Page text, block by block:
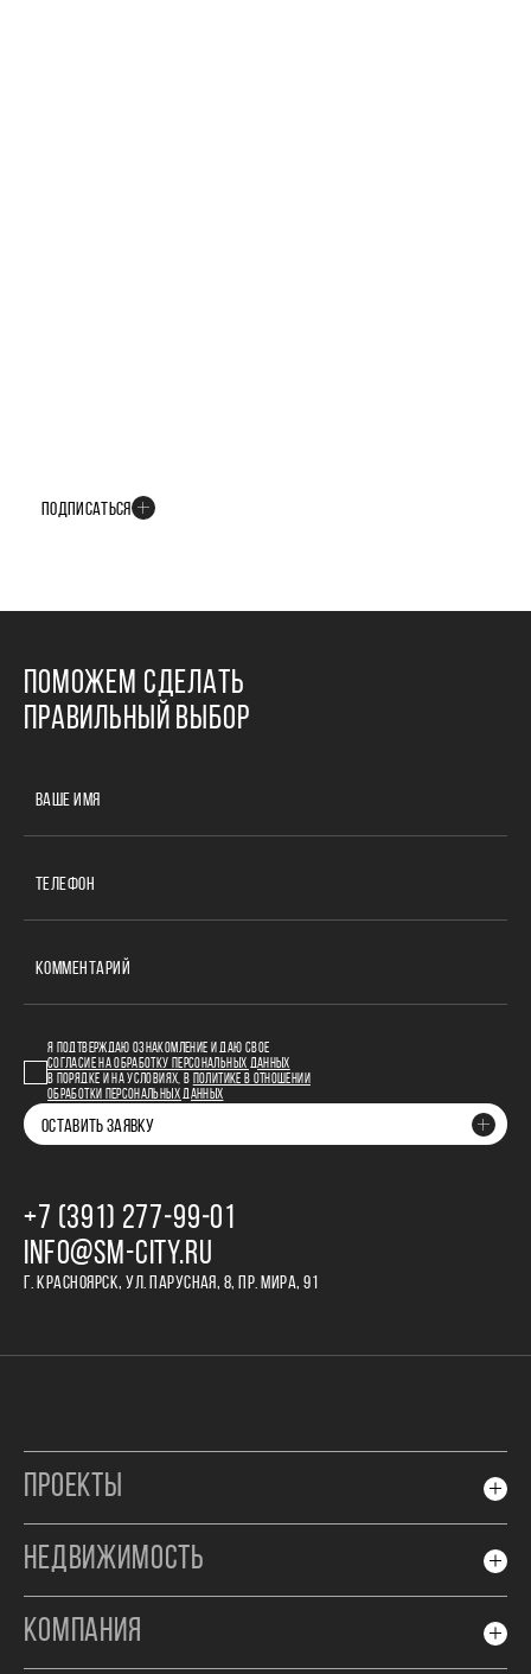
ПОДПИСАТЬСЯ
ПОМОЖЕМ СДЕЛАТЬ
ПРАВИЛЬНЫЙ ВЫБОР
ВАШЕ ИМЯ
ТЕЛЕФОН
КОММЕНТАРИЙ
Я ПОДТВЕРЖДАЮ ОЗНАКОМЛЕНИЕ И ДАЮ СВОЕ
СОГЛАСИЕ НА ОБРАБОТКУ ПЕРСОНАЛЬНЫХ ДАННЫХ
В ПОРЯДКЕ И НА УСЛОВИЯХ, В
ПОЛИТИКЕ В ОТНОШЕНИИ
ОБРАБОТКИ ПЕРСОНАЛЬНЫХ ДАННЫХ
ОСТАВИТЬ ЗАЯВКУ
+7 (391) 277‒99‒01
INFO@SM-CITY.RU
Г. КРАСНОЯРСК, УЛ. ПАРУСНАЯ, 8, ПР. МИРА, 91
ПРОЕКТЫ
НЕДВИЖИМОСТЬ
КОМПАНИЯ